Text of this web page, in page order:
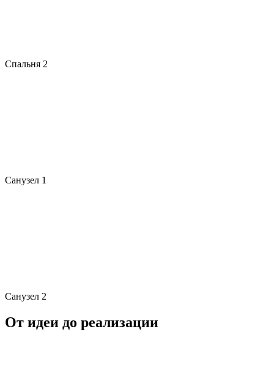
Спальня 2
Санузел 1
Санузел 2
От идеи до реализации